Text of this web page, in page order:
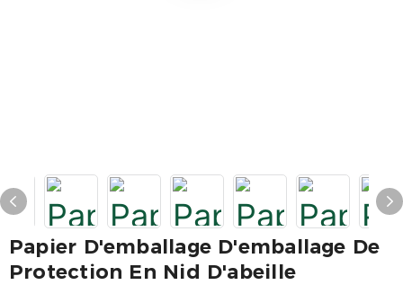
Papier D'emballage D'emballage De
Protection En Nid D'abeille